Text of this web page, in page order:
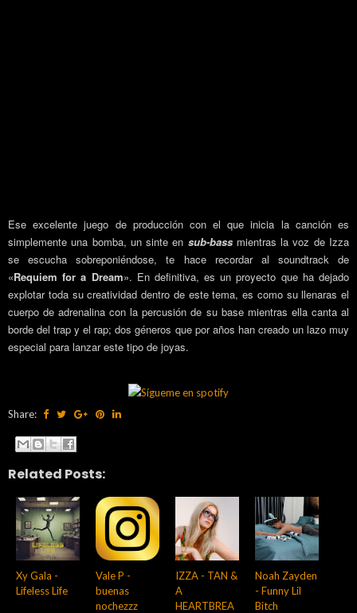
Ese excelente juego de producción con el que inicia la canción es
simplemente una bomba, un sinte en sub-bassmientras la voz de Izza
se escucha sobreponiéndose, te hace recordar al soundtrack de
«Requiem for a Dream». En definitiva, es un proyecto que ha dejado
explotar toda su creatividad dentro de este tema, es como su llenaras el
cuerpo de adrenalina con la percusión de su base mientras ella canta al
borde del trap y el rap; dos géneros que por años han creado un lazo muy
especial para lanzar este tipo de joyas.
Share:
Related Posts:
Xy Gala -
Lifeless Life
Vale P -
buenas
nochezzz
IZZA - TAN &
A
HEARTBREA
Noah Zayden
- Funny Lil
Bitch